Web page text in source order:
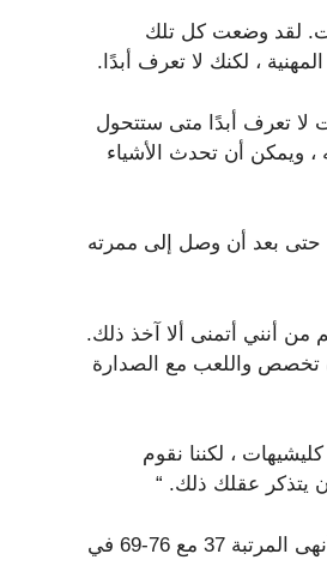
لقد وضعت كل تلك
، لكنك لا تعرف أبدًا.
لا تعرف أبدًا متى ستتحول
، ويمكن أن تحدث الأشياء
حتى بعد أن وصل إلى ممرته
لا يمكنني حقًا أن أتعامل مع نفسي في 18 ، على الرغم من أنني أتمنى ألا آخذ ذلك.
تخصص واللعب مع الصدارة
، لكننا نقوم
يتذكر عقلك ذلك. “
لم يحتل Vegas تقدم 36 حفرة من أي نوع منذ عام 2019 John Deere Classic ، الذي أنهى المرتبة 37 مع 76-69 في